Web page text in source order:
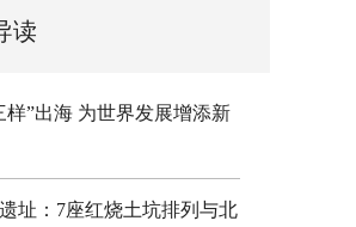
读
样”出海 为世界发展增添新
址：7座红烧土坑排列与北